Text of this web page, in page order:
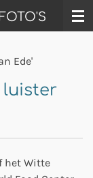
Ede'
luister
het Witte